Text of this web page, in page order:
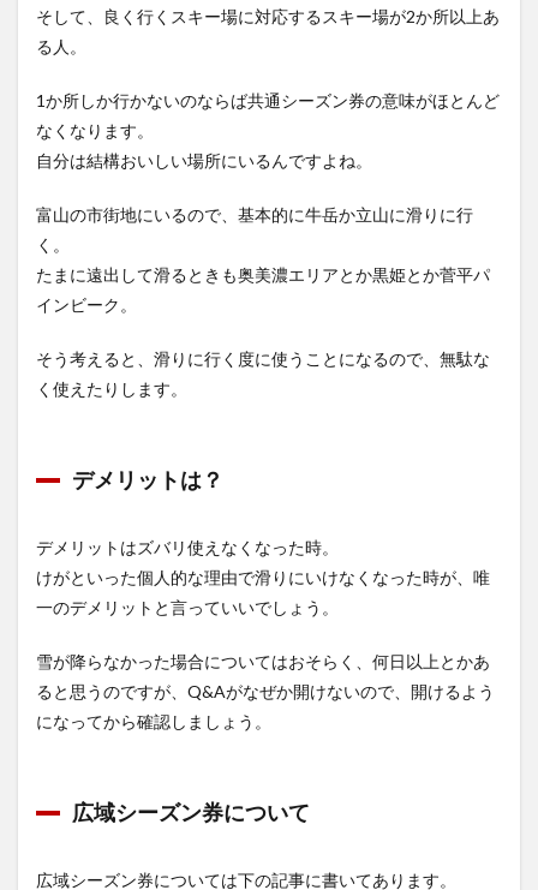
そして、良く行くスキー場に対応するスキー場が2か所以上あ
る人。
1か所しか行かないのならば共通シーズン券の意味がほとんど
なくなります。
自分は結構おいしい場所にいるんですよね。
富山の市街地にいるので、基本的に牛岳か立山に滑りに行
く。
たまに遠出して滑るときも奥美濃エリアとか黒姫とか菅平パ
インビーク。
そう考えると、滑りに行く度に使うことになるので、無駄な
く使えたりします。
デメリットは？
デメリットはズバリ使えなくなった時。
けがといった個人的な理由で滑りにいけなくなった時が、唯
一のデメリットと言っていいでしょう。
雪が降らなかった場合についてはおそらく、何日以上とかあ
ると思うのですが、Q&Aがなぜか開けないので、開けるよう
になってから確認しましょう。
広域シーズン券について
広域シーズン券については下の記事に書いてあります。